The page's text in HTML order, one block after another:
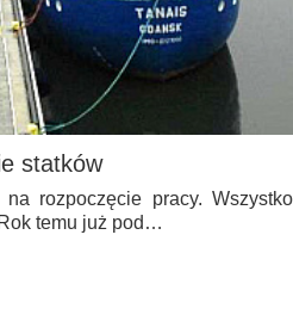
statków
rozpoczęcie pracy. Wszystko
temu już pod…